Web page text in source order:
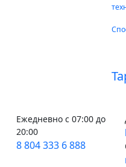
Ежедневно с 07:00 до
20:00
8 804 333 6 888